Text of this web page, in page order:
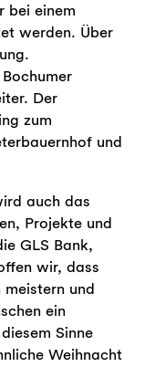
bei einem
werden. Über
Der
zum
und
auch das
Projekte und
GLS Bank,
wir, dass
und
ein
Sinne
Weihnacht